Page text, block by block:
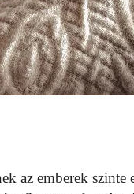
az emberek szinte